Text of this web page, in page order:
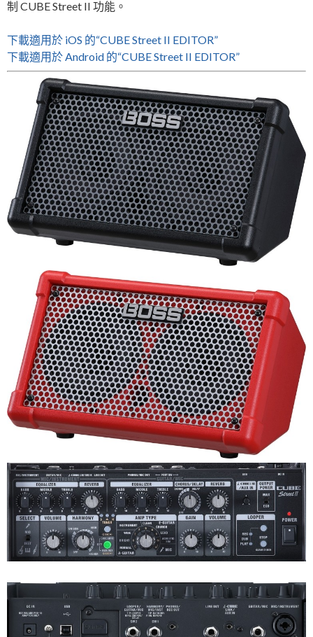
制 CUBE Street II 功能。
下載適用於 iOS 的“CUBE Street II EDITOR”
下載適用於 Android 的“CUBE Street II EDITOR”